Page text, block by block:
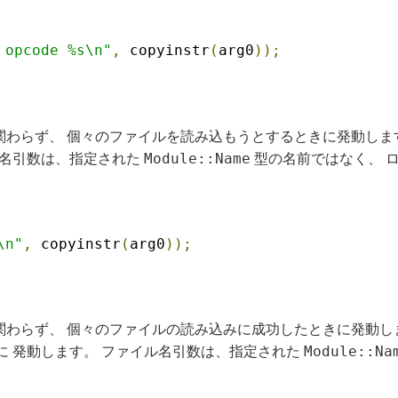
%s\n" , copyinstr ( arg0 ));
らず、 個々のファイルを読み込もうとするときに発動し
引数は、指定された Module::Name 型の名前ではなく、
, copyinstr ( arg0 ));
らず、 個々のファイルの読み込みに成功したときに発動
発動します。 ファイル名引数は、指定された